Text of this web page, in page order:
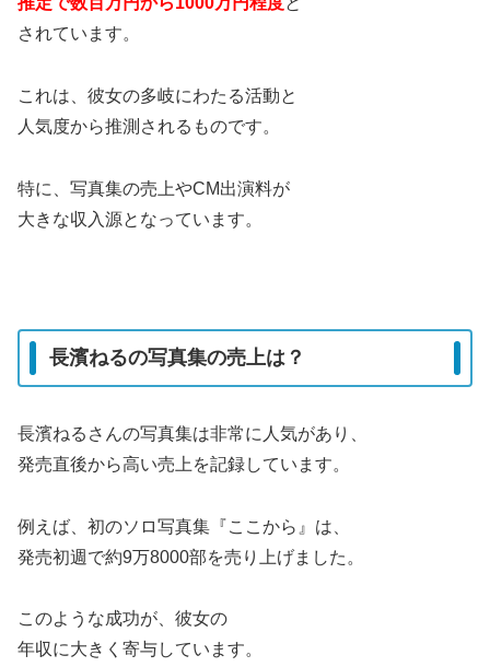
されています。
これは、彼女の多岐にわたる活動と
人気度から推測されるものです。
特に、写真集の売上やCM出演料が
大きな収入源となっています。
長濱ねるの写真集の売上は？
長濱ねるさんの写真集は非常に人気があり、
発売直後から高い売上を記録しています。
例えば、初のソロ写真集『ここから』は、
発売初週で約9万8000部を売り上げました。
このような成功が、彼女の
年収に大きく寄与しています。